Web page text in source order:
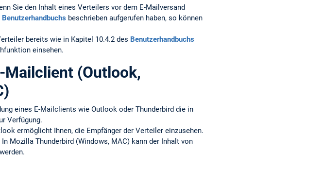
Sie den Inhalt eines Verteilers vor dem E-Mailversand
Benutzerhandbuchs beschrieben aufgerufen haben, so können
bereits wie in Kapitel 10.4.2 des Benutzerhandbuchs
einsehen.
(Outlook,
eines E-Mailclients wie Outlook oder Thunderbird die in
Verfügung.
ermöglicht Ihnen, die Empfänger der Verteiler einzusehen.
Mozilla Thunderbird (Windows, MAC) kann der Inhalt von